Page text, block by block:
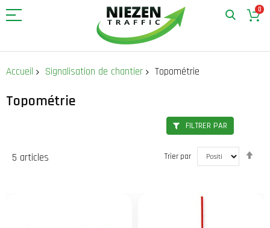
0
contenu
Accueil Signalisation de chantier Topométrie
Topométrie
5 articles Trier par
FILTRER PAR